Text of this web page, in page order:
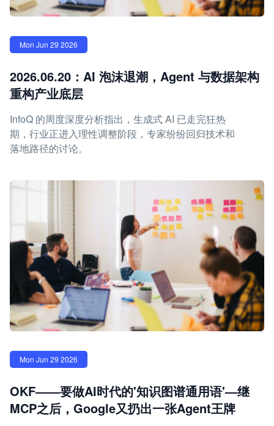
Mon Jun 29 2026
2026.06.20：AI 泡沫退潮，Agent 与数据架构
重构产业底层
InfoQ 的周度深度分析指出，生成式 AI 已走完狂热
期，行业正进入理性调整阶段，专家纷纷回归技术和
落地路径的讨论。
Mon Jun 29 2026
OKF——要做AI时代的'知识图谱通用语'—继
MCP之后，Google又扔出一张Agent王牌